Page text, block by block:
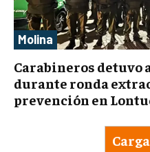
Molina
Carabineros detuvo
durante ronda
prevención en